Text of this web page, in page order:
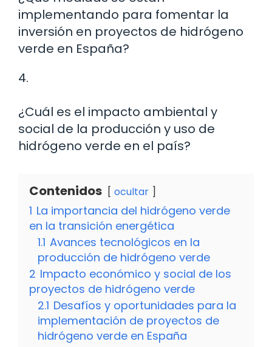
implementando para fomentar la
inversión en proyectos de hidrógeno
verde en España?
4.
¿Cuál es el impacto ambiental y
social de la producción y uso de
hidrógeno verde en el país?
Contenidos ocultar
1 La importancia del hidrógeno verde
en la transición energética
1.1 Avances tecnológicos en la
producción de hidrógeno verde
2 Impacto económico y social de los
proyectos de hidrógeno verde
2.1 Desafíos y oportunidades para la
implementación de proyectos de
hidrógeno verde en España